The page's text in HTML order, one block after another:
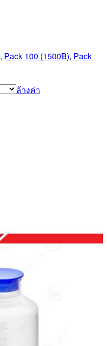
, Pack 100 (1500฿), Pack
ล้างค่า